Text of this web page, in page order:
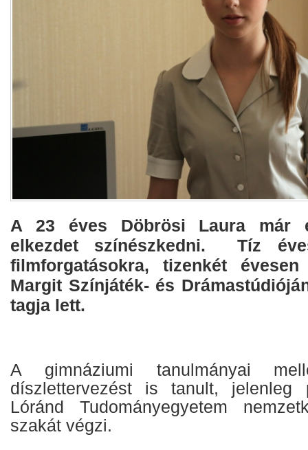
A 23 éves Döbrösi Laura már
elkezdet színészkedni. Tíz
filmforgatásokra, tizenkét
Margit Színjáték- és
tagja lett.
A gimnáziumi tanulmányai
díszlettervezést is tanult, jelenleg
Lóránd Tudományegyetem
szakát végzi.